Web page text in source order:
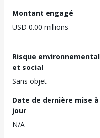
Montant engagé
USD 0.00 millions
Risque environnemental
et social
Sans objet
Date de dernière mise à
jour
N/A